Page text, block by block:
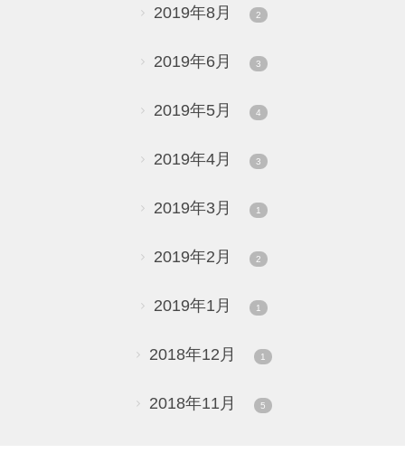
2019年8月 2
2019年6月 3
2019年5月 4
2019年4月 3
2019年3月 1
2019年2月 2
2019年1月 1
2018年12月 1
2018年11月 5